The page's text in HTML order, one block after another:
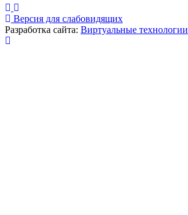
Версия для слабовидящих
Разработка сайта: Виртуальные технологии